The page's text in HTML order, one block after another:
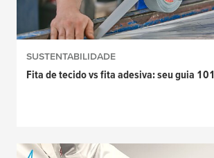
SUSTENTABILIDADE
Fita de tecido vs fita adesiva: seu guia 101